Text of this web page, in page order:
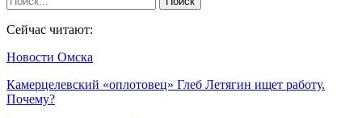
Сейчас читают:
Новости Омска
Камерцелевский «оплотовец» Глеб Летягин ищет работу.
Почему?